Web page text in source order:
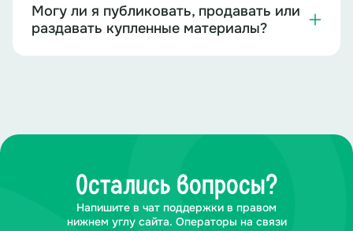
Могу ли я публиковать, продавать или
раздавать купленные материалы?
Остались вопросы?
Напишите в чат поддержки в правом
нижнем углу сайта. Операторы на связи